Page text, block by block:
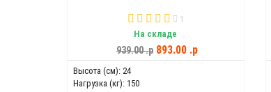
1
На складе
939.00 .p 893.00 .p
Высота (см): 24
Нагрузка (кг): 150